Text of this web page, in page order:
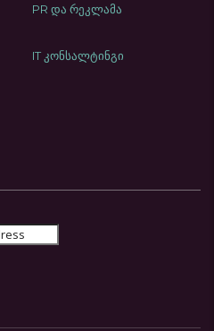
PR და რეკლამა
IT კონსალტინგი